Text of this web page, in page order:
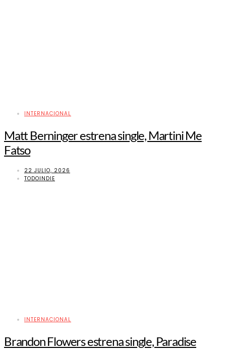
INTERNACIONAL
Matt Berninger estrena single, Martini Me
Fatso
22 JULIO, 2026
TODOINDIE
INTERNACIONAL
Brandon Flowers estrena single, Paradise